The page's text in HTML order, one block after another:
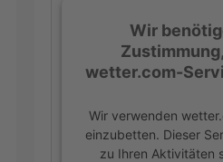
Wir
wetter.com-
Wir verwenden
einzubetten. Dieser
zu Ihren Aktivitäten